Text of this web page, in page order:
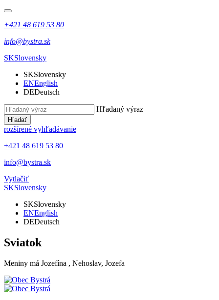
+421 48 619 53 80
info@bystra.sk
SKSlovensky
SKSlovensky
ENEnglish
DEDeutsch
Hľadaný výraz
Hľadať
rozšírené vyhľadávanie
+421 48 619 53 80
info@bystra.sk
Vytlačiť
SKSlovensky
SKSlovensky
ENEnglish
DEDeutsch
Sviatok
Meniny má Jozefína , Nehoslav, Jozefa